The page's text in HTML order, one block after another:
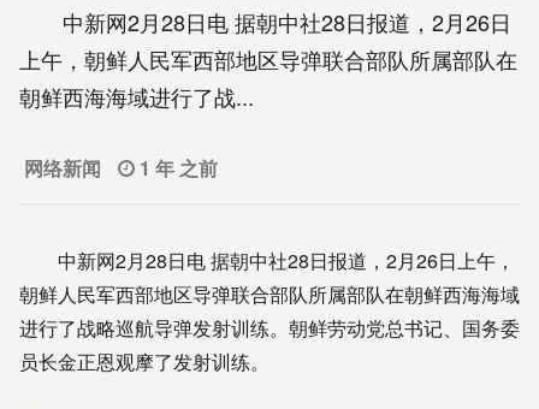
中新网2月28日电 据朝中社28日报道，2月26日
上午，朝鲜人民军西部地区导弹联合部队所属部队在
朝鲜西海海域进行了战...
网络新闻 1 年 之前
中新网2月28日电 据朝中社28日报道，2月26日上午，
朝鲜人民军西部地区导弹联合部队所属部队在朝鲜西海海域
进行了战略巡航导弹发射训练。朝鲜劳动党总书记、国务委
员长金正恩观摩了发射训练。